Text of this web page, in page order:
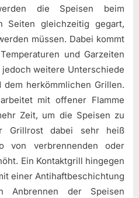
die Speisen beim
Seiten gleichzeitig gegart,
müssen. Dabei kommt
und Garzeiten
weitere Unterschiede
herkömmlichen Grillen.
mit offener Flamme
Zeit, um die Speisen zu
Grillrost dabei sehr heiß
von verbrennenden oder
Ein Kontaktgrill hingegen
einer Antihaftbeschichtung
Anbrennen der Speisen